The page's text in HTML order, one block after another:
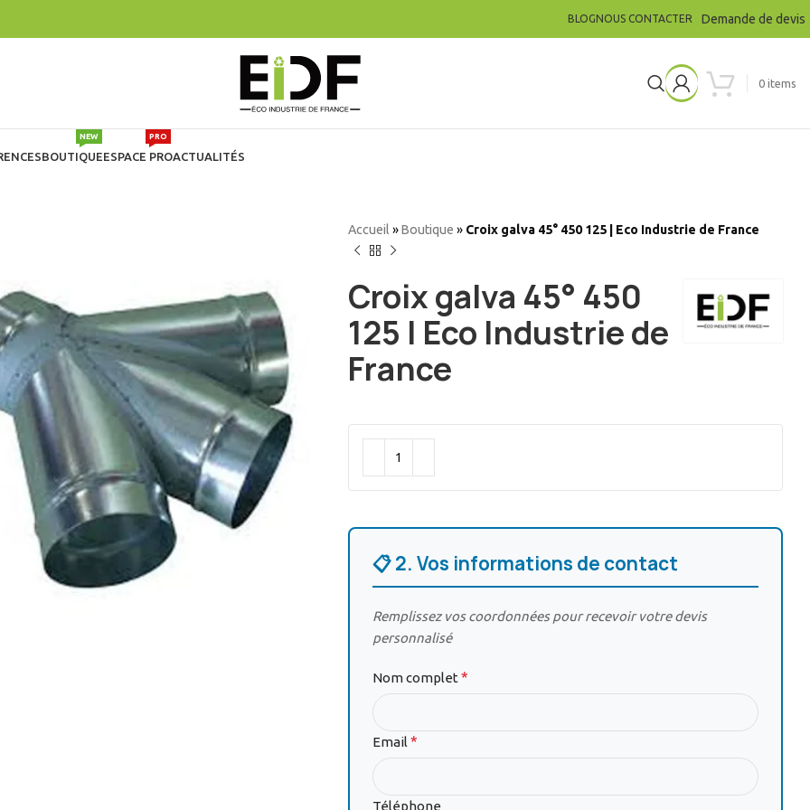
BLOGNOUS CONTACTER Demande de devis
0 items
BOUTIQUE
NEW
ESPACE PRO
PRO
ACTUALITÉS
Accueil »Boutique » Croix galva 45° 450 125 | Eco Industrie de France
Croix galva 45° 450
125 | Eco Industrie de
France
📋 2. Vos informations de contact
Remplissez vos coordonnées pour recevoir votre devis
personnalisé
Nom complet*
Email *
Téléphone